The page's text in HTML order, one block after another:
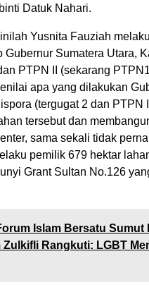
Datuk Nahari.
Yusnita Fauziah
Gubernur Sumatera Utara,
PTPN II (sekarang
apa yang dilakukan
(tergugat 2 dan PTPN
tersebut dan
sama sekali tidak
pemilik 679 hektar
Grant Sultan No.126
Islam Bersatu Sumut
Zulkifli Rangkuti: LGBT